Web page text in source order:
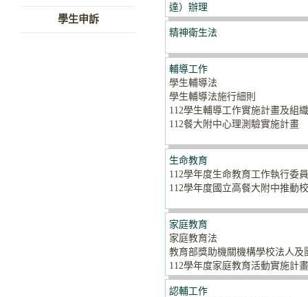
學生申訴
達）辦理
精神衛生法
輔導工作
學生輔導法
學生輔導法施行細則
112學生輔導工作實施計畫及組
112餐大附中心理測驗實施計畫
生命教育
112學年度生命教育工作執行委
112學年度國立高餐大附中推動
家庭教育
家庭教育法
教育部獎助機關機構學校法人及
112學年度家庭教育活動實施計
認輔工作